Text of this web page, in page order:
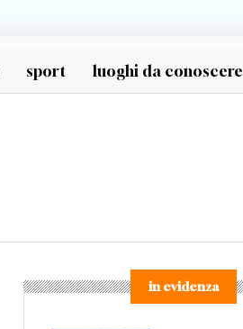
sport luoghi da conoscere
in evidenza